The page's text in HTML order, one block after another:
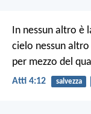
In nessun altro è
cielo nessun
per mezzo del
Atti 4:12 salvezza